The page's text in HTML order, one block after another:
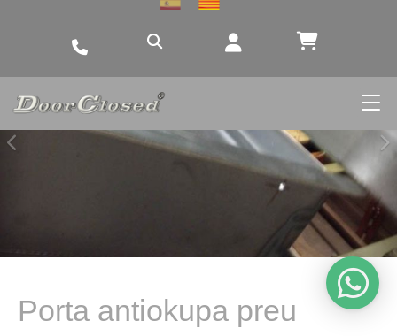
Porta antiokupa preu